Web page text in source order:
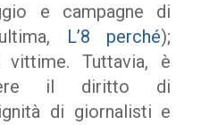
e campagne di
L’8 perché);
Tuttavia, è
il diritto di
di giornalisti e